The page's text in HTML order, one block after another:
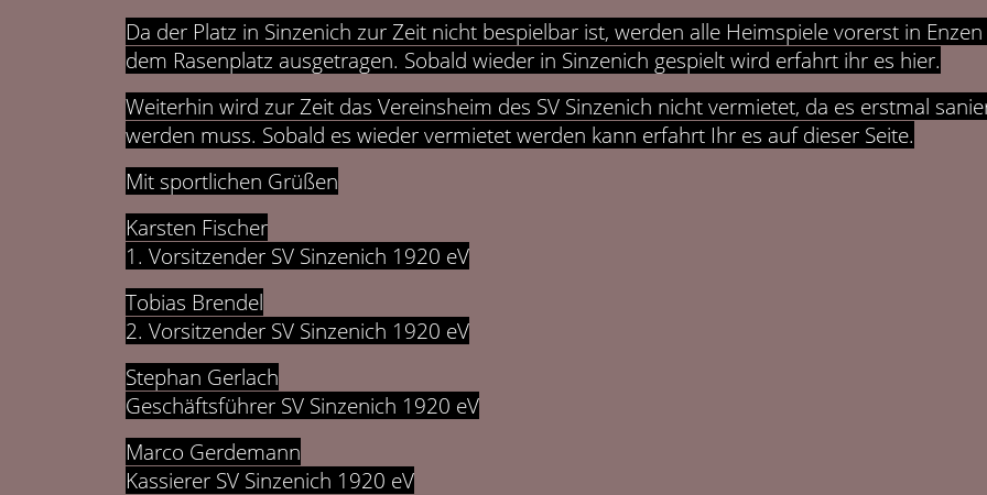
Da der Platz in Sinzenich zur Zeit nicht bespielbar ist, werden alle Heimspiele vorerst in
dem Rasenplatz ausgetragen. Sobald wieder in Sinzenich gespielt wird erfahrt ihr es hier.
Weiterhin wird zur Zeit das Vereinsheim des SV Sinzenich nicht vermietet, da es erstmal
werden muss. Sobald es wieder vermietet werden kann erfahrt Ihr es auf dieser Seite.
Mit sportlichen Grüßen
Karsten Fischer
1. Vorsitzender SV Sinzenich 1920 eV
Tobias Brendel
2. Vorsitzender SV Sinzenich 1920 eV
Stephan Gerlach
Geschäftsführer SV Sinzenich 1920 eV
Marco Gerdemann
Kassierer SV Sinzenich 1920 eV